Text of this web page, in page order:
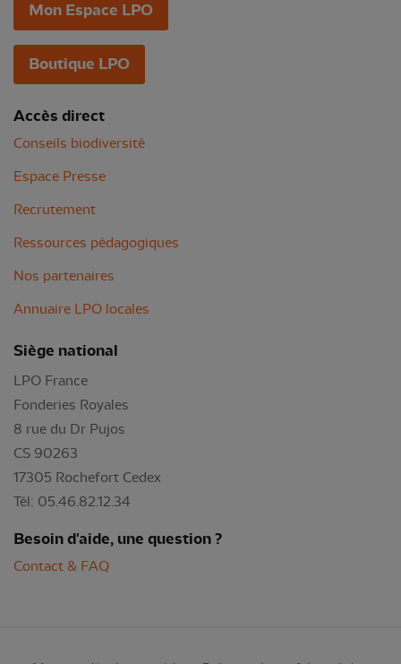
Mon Espace LPO
Boutique LPO
Accès direct
Conseils biodiversité
Espace Presse
Recrutement
Ressources pédagogiques
Nos partenaires
Annuaire LPO locales
Siège national
LPO France
Fonderies Royales
8 rue du Dr Pujos
CS 90263
17305 Rochefort Cedex
Tél: 05.46.82.12.34
Besoin d'aide, une question ?
Contact & FAQ